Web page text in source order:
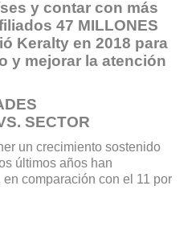
y contar con más
47 MILLONES
Keralty en 2018 para
y mejorar la atención
SECTOR
un crecimiento sostenido
últimos años han
comparación con el 11 por